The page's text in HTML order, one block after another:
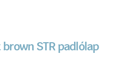
STR padlólap